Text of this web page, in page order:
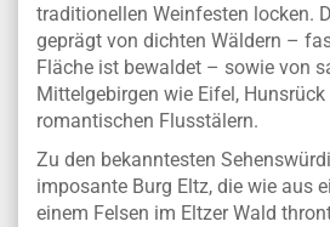
traditionellen Weinfesten locken.
geprägt von dichten Wäldern –
Fläche ist bewaldet – sowie von
Mittelgebirgen wie Eifel,
romantischen Flusstälern.
Zu den bekanntesten
imposante Burg Eltz, die wie aus
einem Felsen im Eltzer Wald